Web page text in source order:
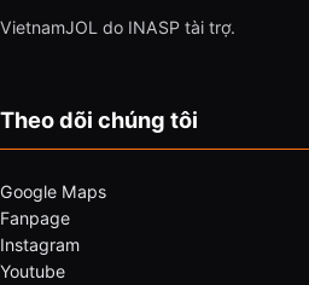
VietnamJOL do INASP tài trợ.
Theo dõi chúng tôi
Google Maps
Fanpage
Instagram
Youtube